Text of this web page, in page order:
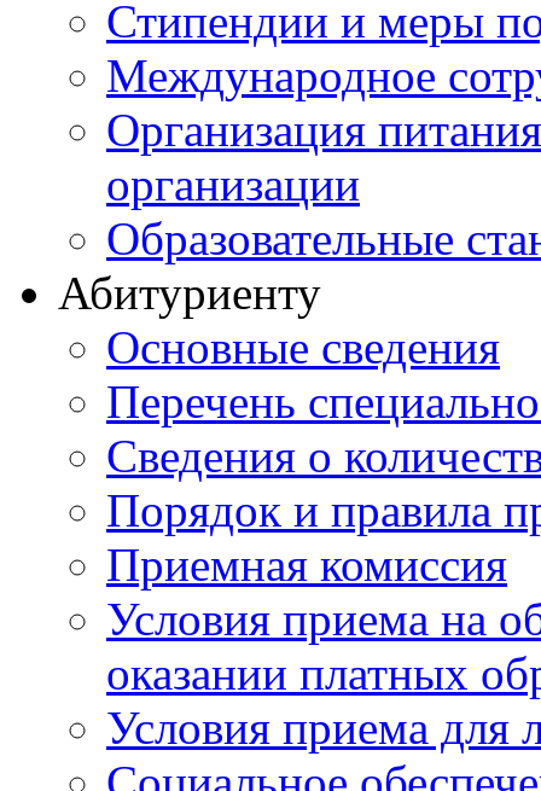
Стипендии и меры
Международное
Организация
организации
Образовательные
Абитуриенту
Основные сведения
Перечень
Cведения о
Порядок и правила
Приемная комиссия
Условия приема на
оказании платных
Условия приема для